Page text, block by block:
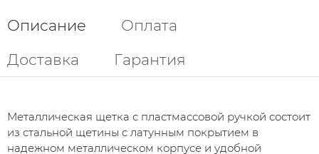
Описание
Оплата
Доставка
Гарантия
Металлическая щетка с пластмассовой ручкой состоит
из стальной щетины с латунным покрытием в
надежном металлическом корпусе и удобной